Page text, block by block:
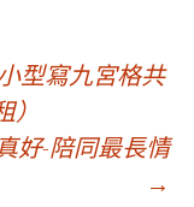
型寫九宮格共
好-陪同最長情
→